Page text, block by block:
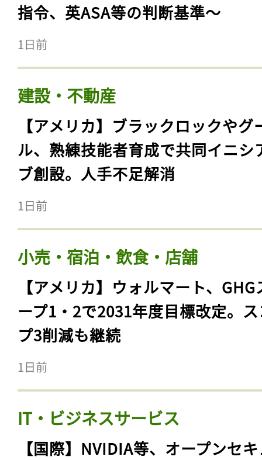
指令、英ASA等の判断基準〜
1日前
建設・不動産
【アメリカ】ブラックロックやグ
ル、熟練技能者育成で共同イニシ
ブ創設。人手不足解消
1日前
小売・宿泊・飲食・店舗
【アメリカ】ウォルマート、GHG
ープ1・2で2031年度目標改定。
プ3削減も継続
1日前
IT・ビジネスサービス
【国際】NVIDIA等、オープンセ